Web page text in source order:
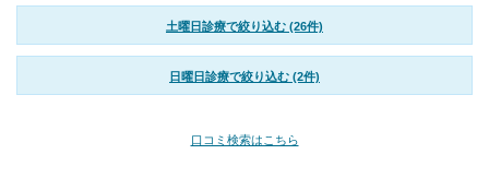
土曜日診療で絞り込む (26件)
日曜日診療で絞り込む (2件)
口コミ検索はこちら